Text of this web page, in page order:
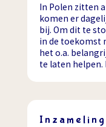
In Polen zitten
komen er
bij. Om dit te
in de toekomst
het o.a.
te laten